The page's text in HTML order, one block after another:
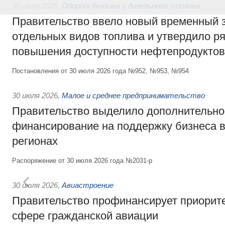
Оборот бензина и дизельного топлива
Правительство ввело новый временный
отдельных видов топлива и утвердило
повышения доступности нефтепродуктов
Постановления от 30 июля 2026 года №952, №953, №954
30 июля 2026, Малое и среднее предпринимательство
Правительство выделило
финансирование на поддержку бизнеса
регионах
Распоряжение от 30 июля 2026 года №2031-р
30 июля 2026, Авиастроение
Правительство профинансирует
сфере гражданской авиации